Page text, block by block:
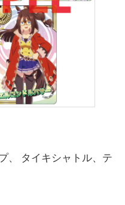
、 タイキシャトル、テ